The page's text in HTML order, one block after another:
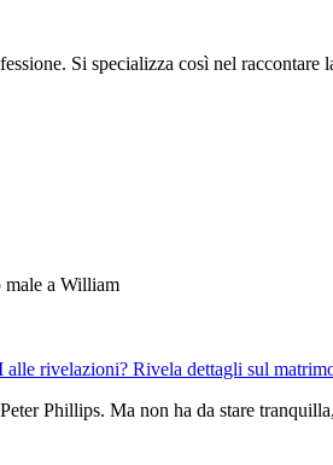
Si specializza così nel
rivelazioni? Rivela dettagli sul
Phillips. Ma non ha da stare